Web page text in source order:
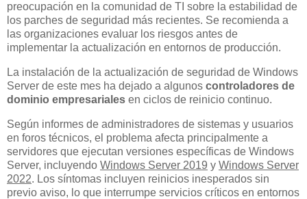
preocupación en la comunidad de TI sobre la estabilidad de
los parches de seguridad más recientes. Se recomienda a
las organizaciones evaluar los riesgos antes de
implementar la actualización en entornos de producción.
La instalación de la actualización de seguridad de Windows
Server de este mes ha dejado a algunos controladores de
dominio empresariales en ciclos de reinicio continuo.
Según informes de administradores de sistemas y usuarios
en foros técnicos, el problema afecta principalmente a
servidores que ejecutan versiones específicas de Windows
Server, incluyendo Windows Server 2019 y Windows Server
2022. Los síntomas incluyen reinicios inesperados sin
previo aviso, lo que interrumpe servicios críticos en entornos